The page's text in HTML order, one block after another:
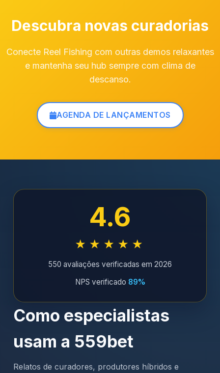
Descubra novas curadorias
Conecte Reel Fishing com outras demos relaxantes
e mantenha seu hub sempre com clima de
descanso.
AGENDA DE LANÇAMENTOS
4.6
★★★★★
550 avaliações verificadas em 2026
NPS verificado 89%
Como especialistas
usam a 559bet
Relatos de curadores, produtores híbridos e